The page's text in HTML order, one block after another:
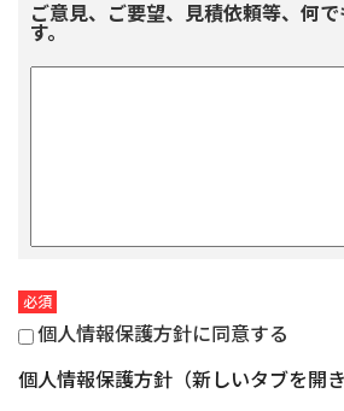
ご意見、ご要望、見積依頼等、何
す。
必須
個人情報保護方針に同意する
個人情報保護方針（新しいタブを開き